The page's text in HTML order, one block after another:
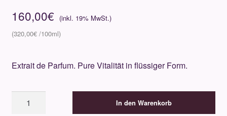
160,00€
320,00€
Extrait de Parfum. Pure Vitalität in flüssiger Form.
Notes
In den Warenkorb